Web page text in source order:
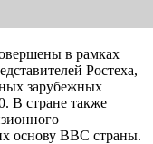
в рамках
Ростеха,
зарубежных
В стране также
основу ВВС страны.